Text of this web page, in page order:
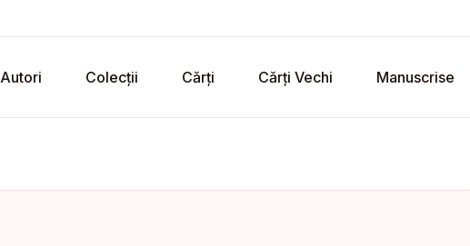
Autori Colecții Cărți Cărți Vechi Manuscrise